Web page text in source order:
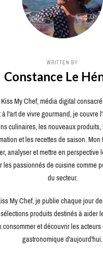
WRITTEN BY
Constance Le
My Chef, média digital
l'art de vivre gourmand, je couvre
culinaires, les nouveaux
et les recettes de saison.
analyser et mettre en perspective
les passionnés de cuisine comme
du secteur.
My Chef, je publie chaque jour
produits destinés à aider
et découvrir les
gastronomique d'aujourd'hui.